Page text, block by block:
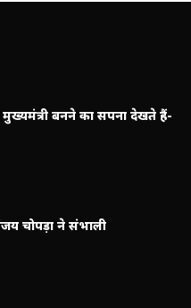
मुख्यमंत्री बनने का सपना देखते हैं-
चोपड़ा ने संभाली